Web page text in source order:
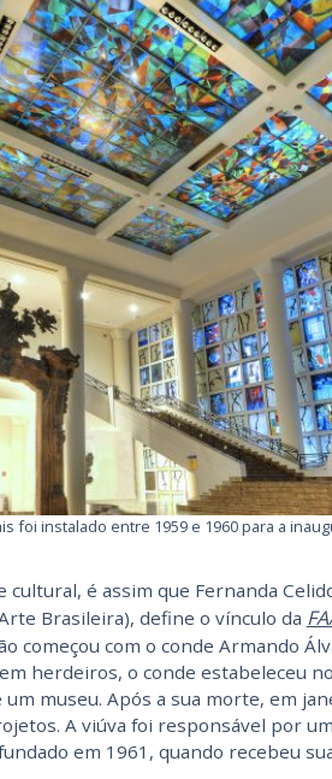
foi instalado entre 1959 e 1960 para a
cultural, é assim que Fernanda
Brasileira), define o vínculo da
começou com o conde Armando
herdeiros, o conde estabeleceu
um museu. Após a sua morte, em
A viúva foi responsável por
em 1961, quando recebeu